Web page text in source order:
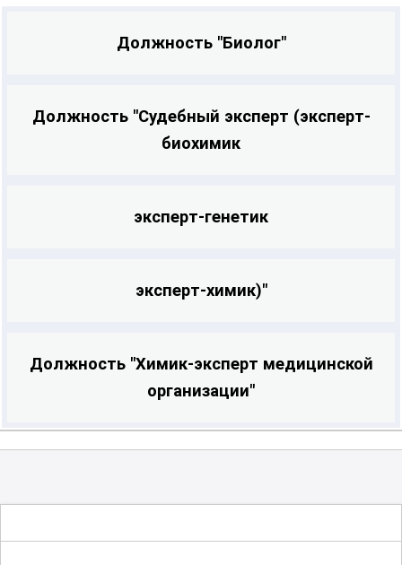
Должность "Биолог"
Должность "Судебный эксперт (эксперт-
биохимик
эксперт-генетик
эксперт-химик)"
Должность "Химик-эксперт медицинской
организации"